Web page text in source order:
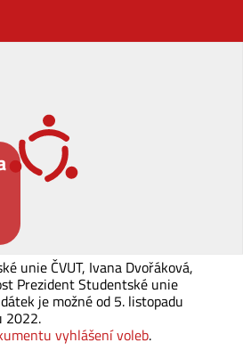
unie ČVUT, Ivana Dvořáková,
Prezident Studentské unie
je možné od 5. listopadu
2022.
vyhlášení voleb.